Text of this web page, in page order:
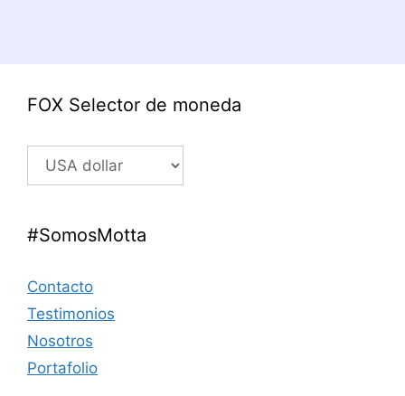
FOX Selector de moneda
#SomosMotta
Contacto
Testimonios
Nosotros
Portafolio